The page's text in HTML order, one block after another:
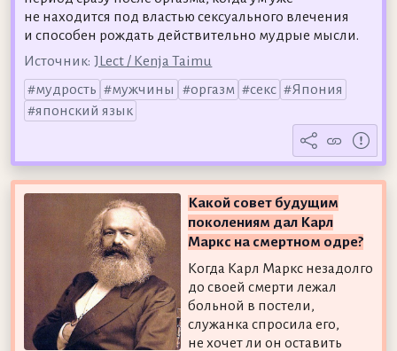
не находится под властью сексуального влечения
и способен рождать действительно мудрые мысли.
Источник: JLect / Kenja Taimu
мудрость
мужчины оргазм секс
Япония
японский язык
Какой совет будущим
поколениям дал Карл
Маркс на смертном одре?
Когда Карл Маркс незадолго
до своей смерти лежал
больной в постели,
служанка спросила его,
не хочет ли он оставить